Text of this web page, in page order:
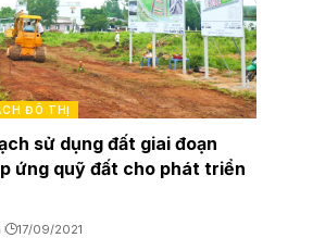
ĐÔ THỊ
sử dụng đất giai đoạn
ứng quỹ đất cho phát triển
17/09/2021